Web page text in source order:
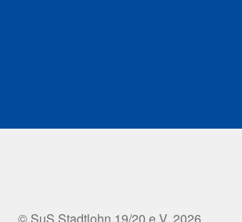
© SuS Stadtlohn 19/20 e.V. 2026